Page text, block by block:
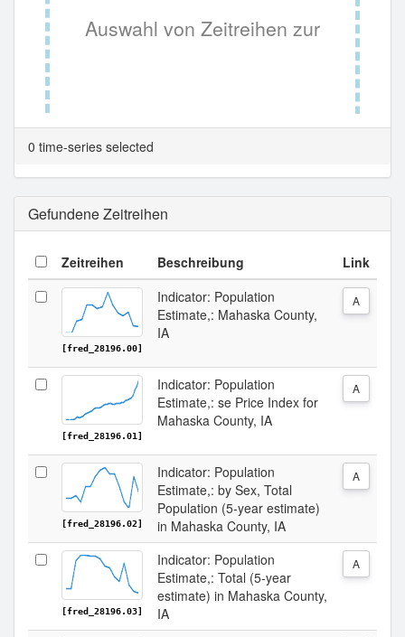
Auswahl von Zeitreihen zur
Tabellenansicht.
0 time-series selected
Gefundene Zeitreihen
Zeitreihen Beschreibung Link
[fred_28196.00]
Indicator: Population
Estimate,: Mahaska County,
IA
A
[fred_28196.01]
Indicator: Population
Estimate,: se Price Index for
Mahaska County, IA
A
[fred_28196.02]
Indicator: Population
Estimate,: by Sex, Total
Population (5-year estimate)
in Mahaska County, IA
A
[fred_28196.03]
Indicator: Population
Estimate,: Total (5-year
estimate) in Mahaska County,
IA
A